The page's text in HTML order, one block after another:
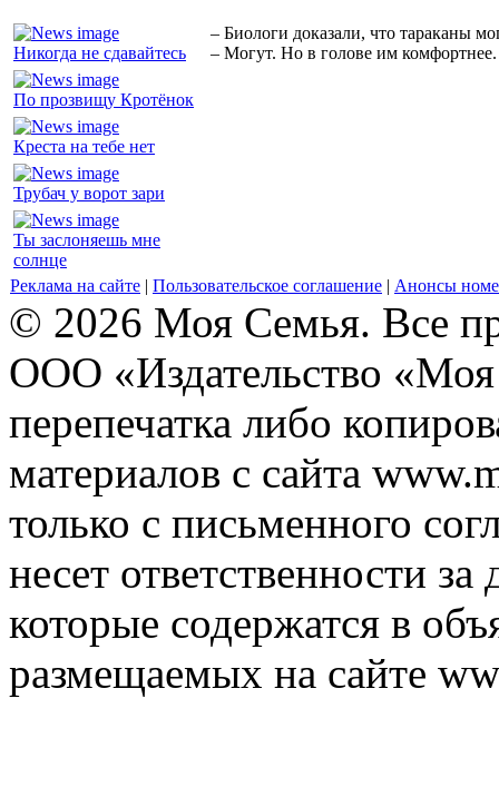
Никогда не сдавайтесь
По прозвищу Кротёнок
Креста на тебе нет
Трубач у ворот зари
Ты заслоняешь мне
солнце
– Биологи доказали, что тараканы
– Могут. Но в голове им комфортнее.
Реклама на сайте | Пользовательское соглашение | Анонсы
© 2026 Моя Семья. Все
ООО «Издательство
перепечатка либо
материалов с сайта
только с письменного
несет ответственности
которые содержатся в
размещаемых на сайте